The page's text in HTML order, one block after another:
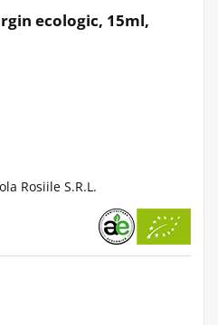
ecologic, 15ml,
Rosiile S.R.L.